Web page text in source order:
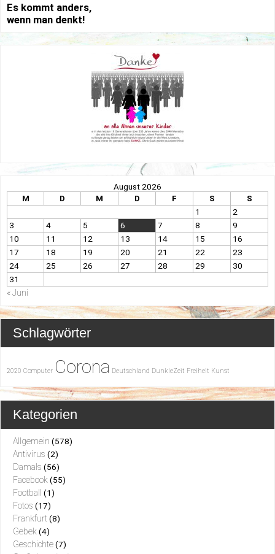
Es kommt anders,
wenn man denkt!
August 2026
M
D M D F S
S
1
2
3
4 5 6 7 8
9
10
11 12 13 14 15
16
17
18 19 20 21 22
23
24
25 26 27 28 29
30
31
« Juni
Schlagwörter
2020 Computer Corona Deutschland DunkleZeit Freiheit Kunst
Kategorien
Allgemein (578)
Antivirus (2)
Damals (56)
Facebook (55)
Football (1)
Fotos (17)
Frankfurt (8)
Gebek (4)
Geschichte (7)